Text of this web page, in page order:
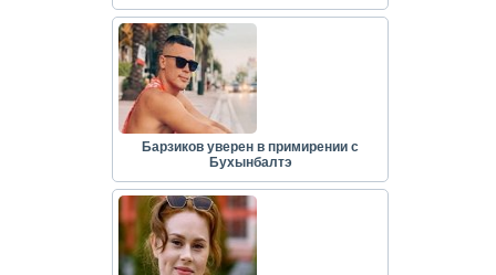
Барзиков уверен в примирении с
Бухынбалтэ